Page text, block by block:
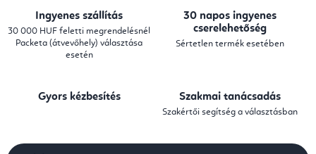
Ingyenes szállítás
30 000 HUF feletti megrendelésnél
Packeta (átvevőhely) választása
esetén
30 napos ingyenes
cserelehetőség
Sértetlen termék esetében
Gyors kézbesítés Szakmai tanácsadás
Szakértői segítség a választásban